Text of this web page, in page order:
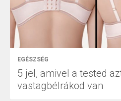
EGÉSZSÉG
5 jel, amivel a tested
vastagbélrákod van